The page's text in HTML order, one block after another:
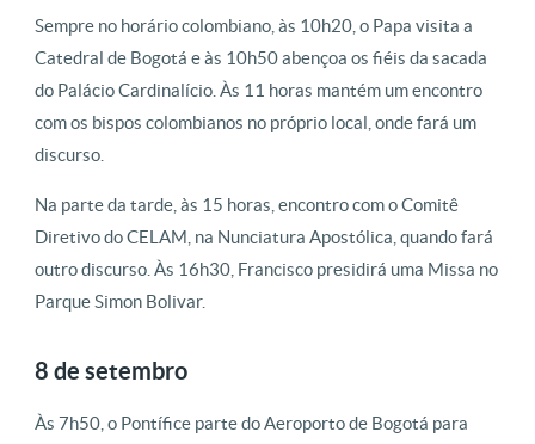
Sempre no horário colombiano, às 10h20, o Papa visita a
Catedral de Bogotá e às 10h50 abençoa os fiéis da sacada
do Palácio Cardinalício. Às 11 horas mantém um encontro
com os bispos colombianos no próprio local, onde fará um
discurso.
Na parte da tarde, às 15 horas, encontro com o Comitê
Diretivo do CELAM, na Nunciatura Apostólica, quando fará
outro discurso. Às 16h30, Francisco presidirá uma Missa no
Parque Simon Bolivar.
8 de setembro
Às 7h50, o Pontífice parte do Aeroporto de Bogotá para